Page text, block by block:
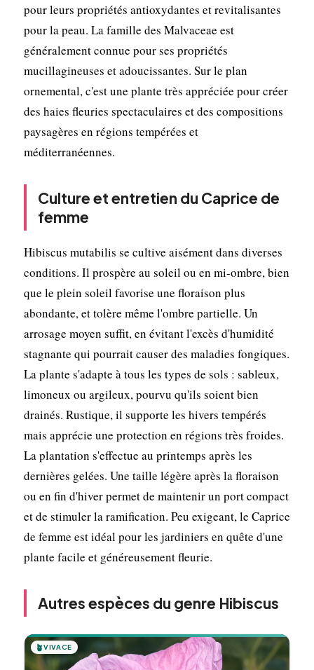
pour leurs propriétés antioxydantes et revitalisantes
pour la peau. La famille des Malvaceae est
généralement connue pour ses propriétés
mucillagineuses et adoucissantes. Sur le plan
ornemental, c'est une plante très appréciée pour créer
des haies fleuries spectaculaires et des compositions
paysagères en régions tempérées et
méditerranéennes.
Culture et entretien du Caprice de
femme
Hibiscus mutabilis se cultive aisément dans diverses
conditions. Il prospère au soleil ou en mi-ombre, bien
que le plein soleil favorise une floraison plus
abondante, et tolère même l'ombre partielle. Un
arrosage moyen suffit, en évitant l'excès d'humidité
stagnante qui pourrait causer des maladies fongiques.
La plante s'adapte à tous les types de sols : sableux,
limoneux ou argileux, pourvu qu'ils soient bien
drainés. Rustique, il supporte les hivers tempérés
mais apprécie une protection en régions très froides.
La plantation s'effectue au printemps après les
dernières gelées. Une taille légère après la floraison
ou en fin d'hiver permet de maintenir un port compact
et de stimuler la ramification. Peu exigeant, le Caprice
de femme est idéal pour les jardiniers en quête d'une
plante facile et généreusement fleurie.
Autres espèces du genre Hibiscus
🪴VIVACE